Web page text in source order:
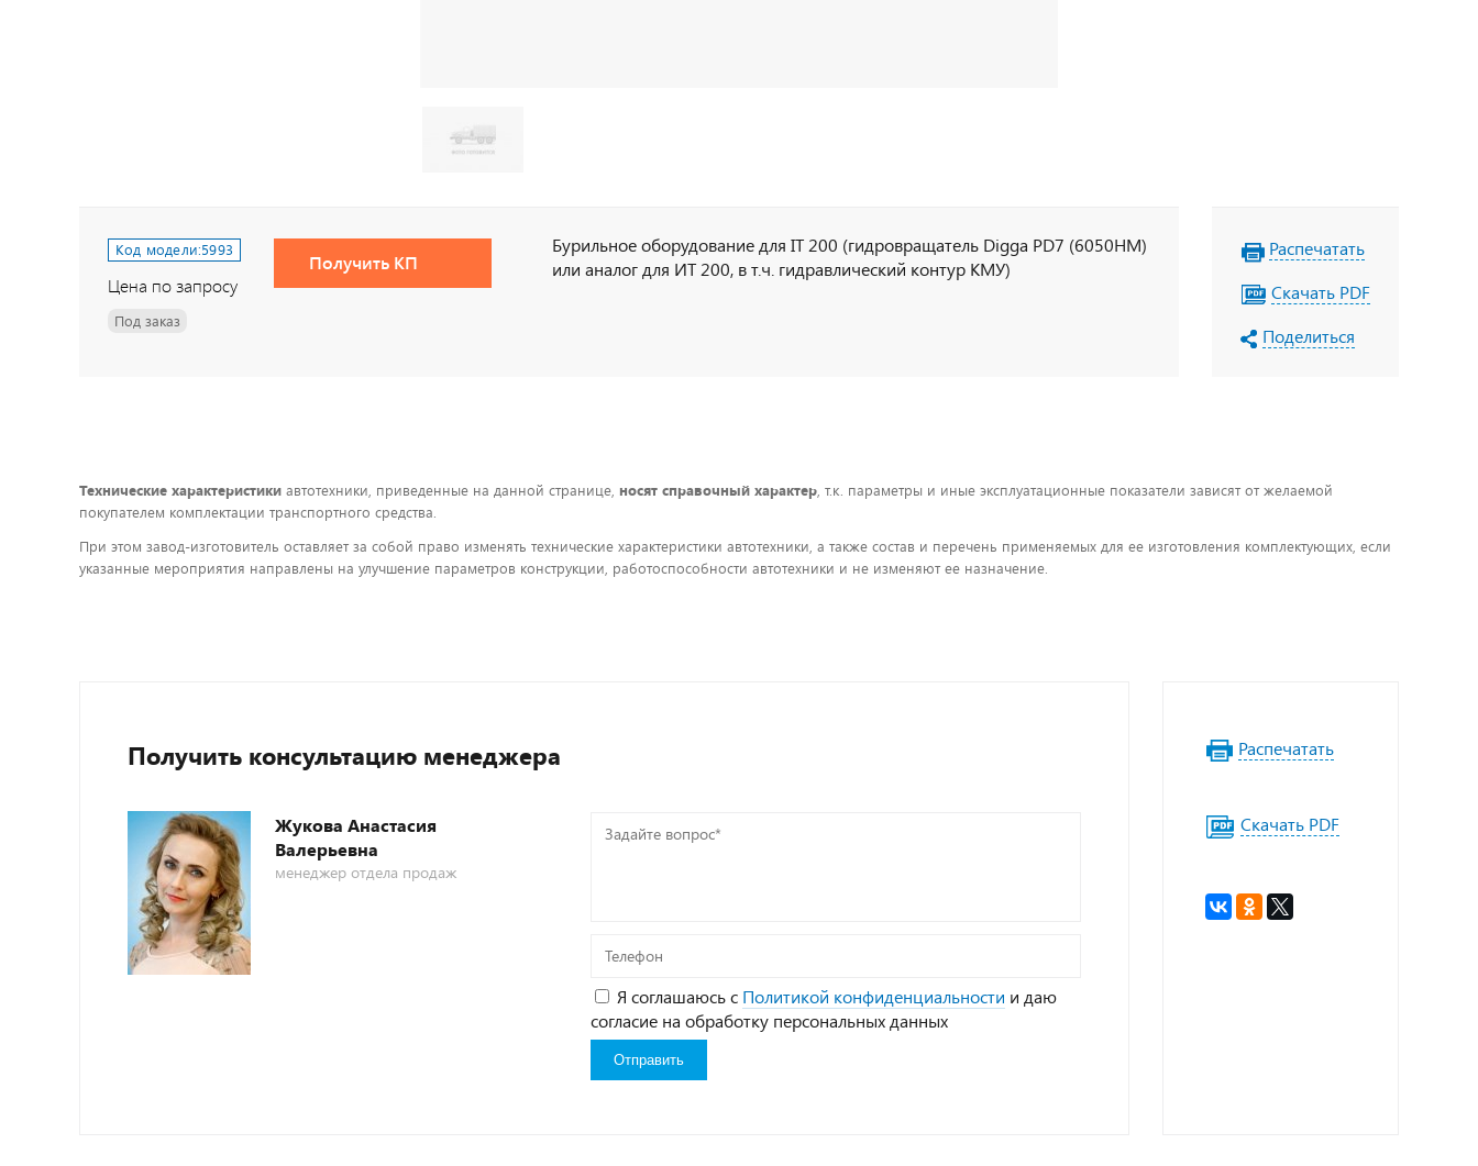
Код модели:5993
Цена по запросу
Под заказ
Получить КП
Бурильное оборудование для IT 200 (гидровращатель Digga PD7 (6050НМ)
или аналог для ИТ 200, в т.ч. гидравлический контур КМУ)
Распечатать
Скачать PDF
Поделиться
Технические характеристики автотехники, приведенные на данной странице, носят справочный характер, т.к. параметры и иные эксплуатационные показатели зависят от желаемой
покупателем комплектации транспортного средства.
При этом завод-изготовитель оставляет за собой право изменять технические характеристики автотехники, а также состав и перечень применяемых для ее изготовления комплектующих, если
указанные мероприятия направлены на улучшение параметров конструкции, работоспособности автотехники и не изменяют ее назначение.
Получить консультацию менеджера
Жукова Анастасия
Валерьевна
менеджер отдела продаж
Задайте
Телефон
Я соглашаюсь с Политикой конфиденциальности и даю
согласие на обработку персональных данных
Распечатать
Скачать PDF